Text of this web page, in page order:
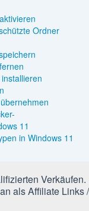
Ordner
11
in Windows 11
Verkäufen.
als Affiliate Links /